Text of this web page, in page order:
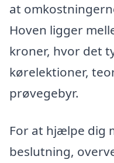
at
Hoven ligger
kroner, hvor det
kørelektioner,
prøvegebyr.
For at hjælpe dig
beslutning,